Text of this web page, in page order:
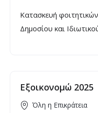
Κατασκευή
Δημοσίου και
από 8.500 νέες κλίνες.
Εξοικονομώ 2025
Όλη η Επικράτεια